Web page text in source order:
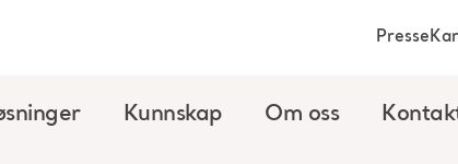
Kunnskap Om oss
Presse